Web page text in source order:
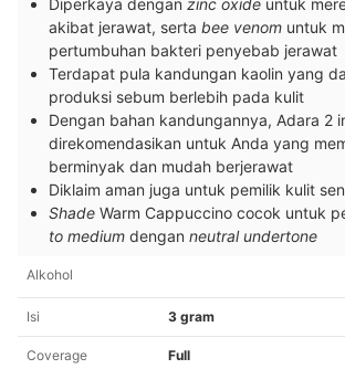
akibat jerawat, serta bee venom untuk
pertumbuhan bakteri penyebab jerawat
Terdapat pula kandungan kaolin yang
produksi sebum berlebih pada kulit
Dengan bahan kandungannya, Adara 2
direkomendasikan untuk Anda yang
berminyak dan mudah berjerawat
Diklaim aman juga untuk pemilik kulit
Shade Warm Cappuccino cocok untuk
to medium dengan neutral undertone
Alkohol
Isi 3 gram
Coverage Full